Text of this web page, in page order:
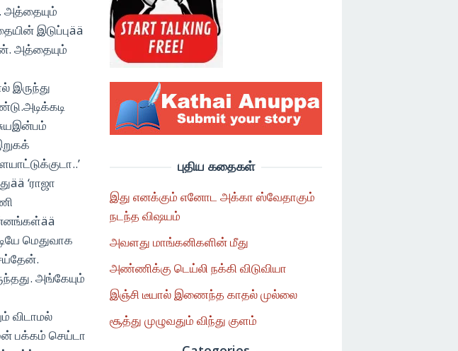
அத்தையும்
இடுப்புää
அத்தையும்
இருந்து
‘ராஜா
மெதுவாக
அங்கேயும்
விடாமல்
பக்கம் செய்டா
புதிய கதைகள்
இது எனக்கும் எனோட அக்கா ஸ்வேதாகும்
நடந்த விஷயம்
அவளது மாங்கனிகளின் மீது
அண்ணிக்கு டெய்லி நக்கி விடுவியா
இஞ்சி டீயால் இணைந்த காதல் முல்லை
சூத்து முழுவதும் விந்து குளம்